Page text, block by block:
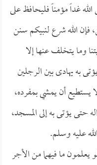
غداً مؤمناً فليحافظ على
الله شرع لنبيكم سنن
وما يتخلف عنها إلا
به يهادى بين الرجلين
أن يمشي بمفرده،
حتى يؤتى به إلى المسجد،
عليه وسلم.
يعلمون ما فيهما من الأجر